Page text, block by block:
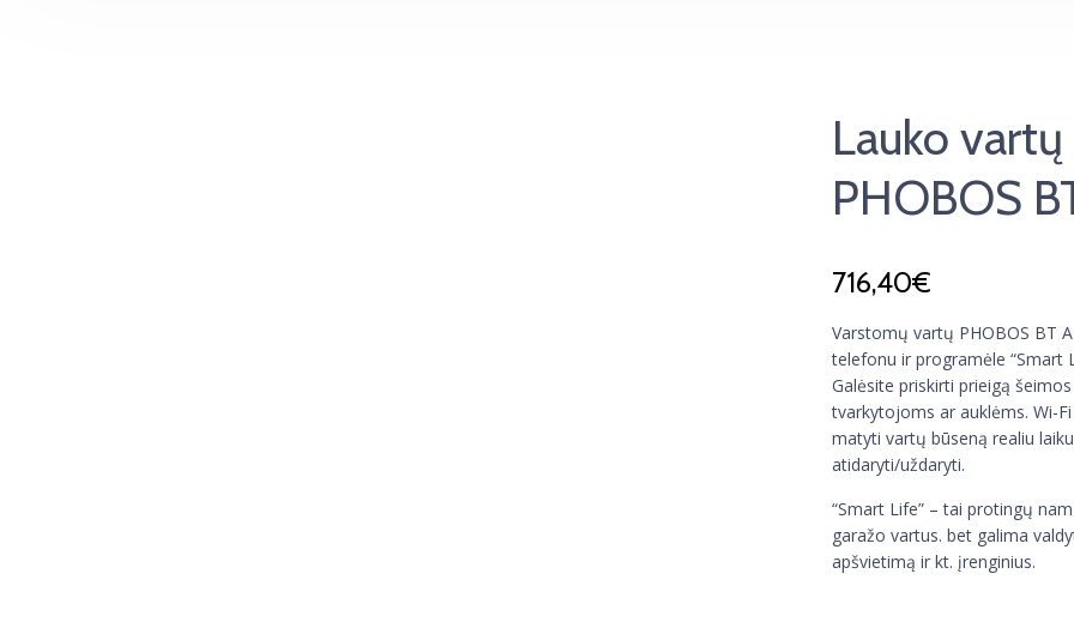
Lauko
PHOBOS
716,40€
Varstomų vartų PHOBOS BT
telefonu ir programėle “Smart
Galėsite priskirti prieigą
tvarkytojoms ar auklėms. Wi-
matyti vartų būseną realiu
atidaryti/uždaryti.
“Smart Life” – tai protingų
garažo vartus. bet galima
apšvietimą ir kt. įrenginius.